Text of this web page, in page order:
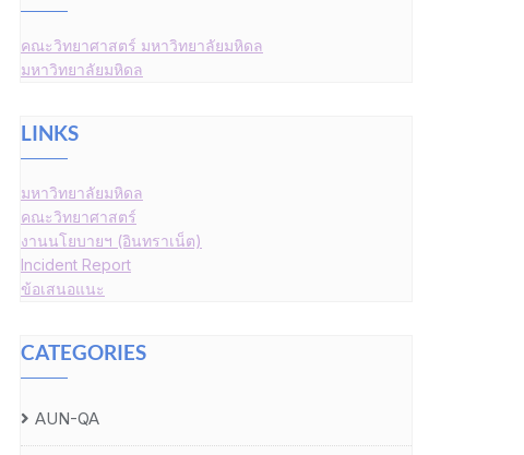
คณะวิทยาศาสตร์ มหาวิทยาลัยมหิดล
มหาวิทยาลัยมหิดล
LINKS
มหาวิทยาลัยมหิดล
คณะวิทยาศาสตร์
งานนโยบายฯ (อินทราเน็ต)
Incident Report
ข้อเสนอแนะ
CATEGORIES
AUN-QA